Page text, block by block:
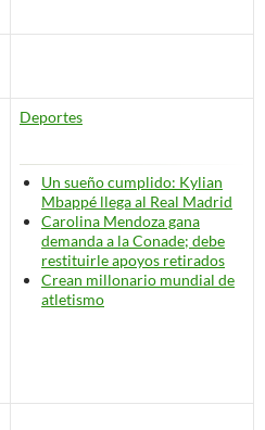
Deportes
Un sueño cumplido: Kylian
Mbappé llega al Real Madrid
Carolina Mendoza gana
demanda a la Conade; debe
restituirle apoyos retirados
Crean millonario mundial de
atletismo